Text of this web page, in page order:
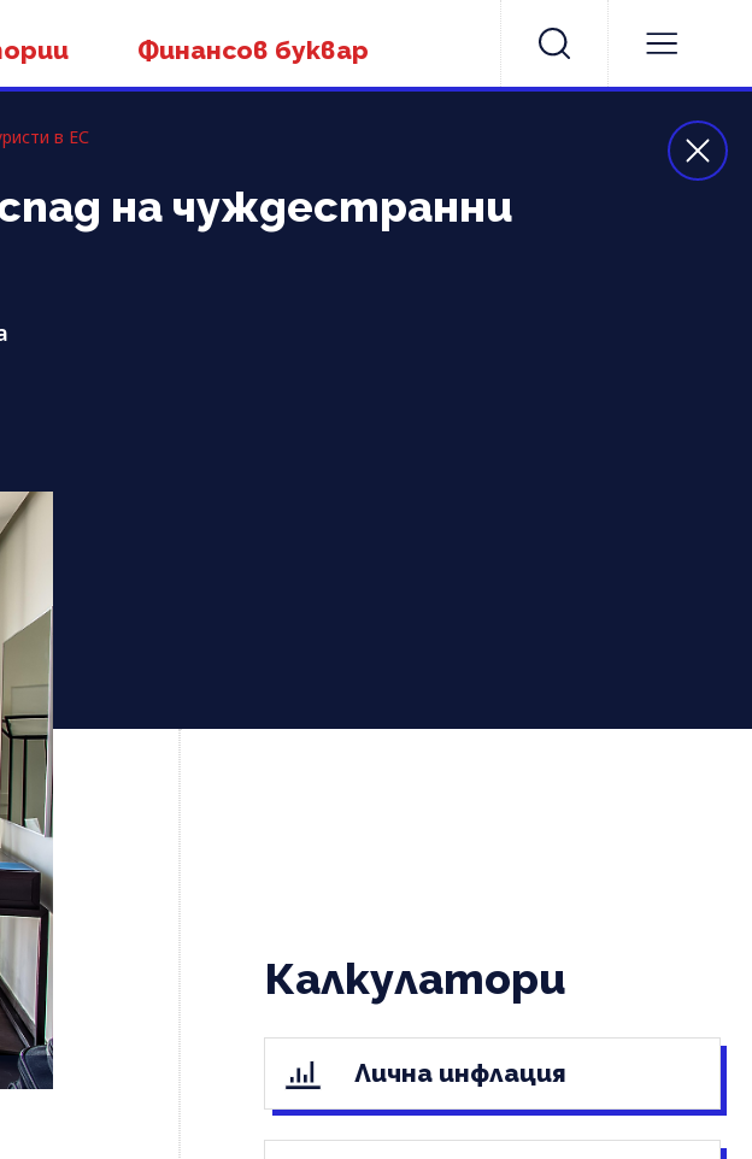
Финансов буквар
в ЕС
на чуждестранни
Калкулатори
Лична инфлация